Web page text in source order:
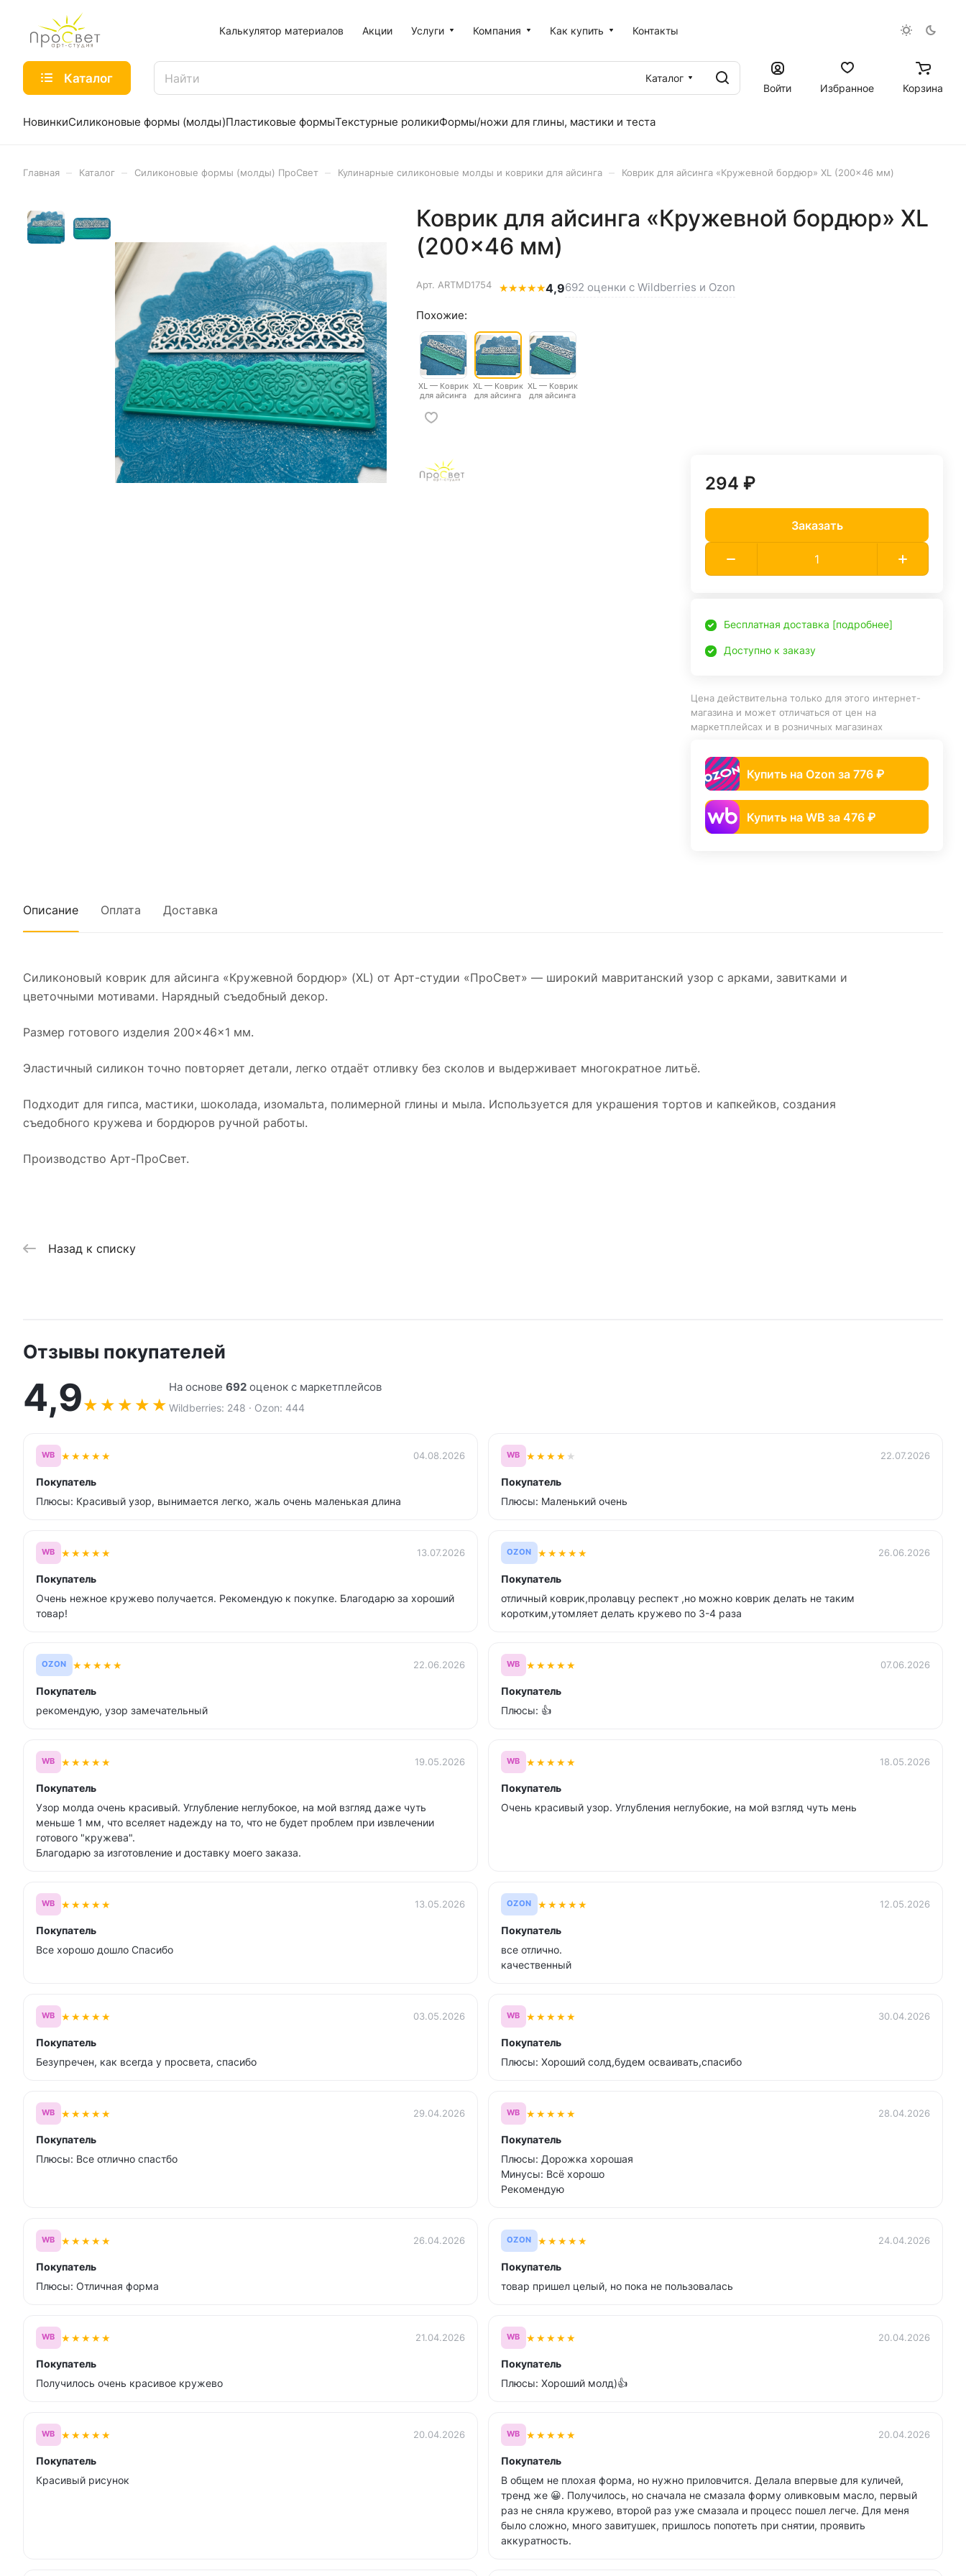
Калькулятор материалов Акции Услуги Компания Как купить Контакты
Каталог
Каталог
Войти
Избранное Корзина
НовинкиСиликоновые формы (молды)Пластиковые формыТекстурные роликиФормы/ножи для глины, мастики и теста
Главная Каталог Силиконовые формы (молды) ПроСвет Кулинарные силиконовые молды и коврики для айсинга Коврик для айсинга «Кружевной бордюр» XL (200×46 мм)
Коврик для айсинга «Кружевной бордюр» XL
(200×46 мм)
Арт. ARTMD1754 ★★★★★4,9692 оценки с Wildberries и Ozon
Похожие:
XL — Коврик
для айсинга
бордюр"
XL — Коврик
для айсинга
XL — Коврик
для айсинга
294 ₽
Заказать
Бесплатная доставка [подробнее]
Доступно к заказу
Цена действительна только для этого интернет-
магазина и может отличаться от цен на
маркетплейсах и в розничных магазинах
Купить на Ozon за 776 ₽
Купить на WB за 476 ₽
Описание Оплата Доставка
Силиконовый коврик для айсинга «Кружевной бордюр» (XL) от Арт-студии «ПроСвет» — широкий мавританский узор с арками, завитками и
цветочными мотивами. Нарядный съедобный декор.
Размер готового изделия 200×46×1 мм.
Эластичный силикон точно повторяет детали, легко отдаёт отливку без сколов и выдерживает многократное литьё.
Подходит для гипса, мастики, шоколада, изомальта, полимерной глины и мыла. Используется для украшения тортов и капкейков, создания
съедобного кружева и бордюров ручной работы.
Производство Арт-ПроСвет.
Назад к списку
Отзывы покупателей
4,9★ ★ ★ ★ ★
На основе 692 оценок с маркетплейсов
Wildberries: 248 · Ozon: 444
WB ★★★★★ 04.08.2026
Покупатель
Плюсы: Красивый узор, вынимается легко, жаль очень маленькая длина
WB ★★★★ ★ 22.07.2026
Покупатель
Плюсы: Маленький очень
WB ★★★★★ 13.07.2026
Покупатель
Очень нежное кружево получается. Рекомендую к покупке. Благодарю за хороший
товар!
OZON ★★★★★ 26.06.2026
Покупатель
отличный коврик,пролавцу респект ,но можно коврик делать не таким
коротким,утомляет делать кружево по 3-4 раза
OZON ★★★★★ 22.06.2026
Покупатель
рекомендую, узор замечательный
WB ★★★★★ 07.06.2026
Покупатель
Плюсы: 👍
WB ★★★★★ 19.05.2026
Покупатель
Узор молда очень красивый. Углубление неглубокое, на мой взгляд даже чуть
меньше 1 мм, что вселяет надежду на то, что не будет проблем при извлечении
готового "кружева".
Благодарю за изготовление и доставку моего заказа.
WB ★★★★★ 18.05.2026
Покупатель
Очень красивый узор. Углубления неглубокие, на мой взгляд чуть мень
WB ★★★★★ 13.05.2026
Покупатель
Все хорошо дошло Спасибо
OZON ★★★★★ 12.05.2026
Покупатель
все отлично.
качественный
WB ★★★★★ 03.05.2026
Покупатель
Безупречен, как всегда у просвета, спасибо
WB ★★★★★ 30.04.2026
Покупатель
Плюсы: Хороший солд,будем осваивать,спасибо
WB ★★★★★ 29.04.2026
Покупатель
Плюсы: Все отлично спастбо
WB ★★★★★ 28.04.2026
Покупатель
Плюсы: Дорожка хорошая
Минусы: Всё хорошо
Рекомендую
WB ★★★★★ 26.04.2026
Покупатель
Плюсы: Отличная форма
OZON ★★★★★ 24.04.2026
Покупатель
товар пришел целый, но пока не пользовалась
WB ★★★★★ 21.04.2026
Покупатель
Получилось очень красивое кружево
WB ★★★★★ 20.04.2026
Покупатель
Плюсы: Хороший молд)👍
WB ★★★★★ 20.04.2026
Покупатель
Красивый рисунок
WB ★★★★★ 20.04.2026
Покупатель
В общем не плохая форма, но нужно приловчится. Делала впервые для куличей,
тренд же 😀. Получилось, но сначала не смазала форму оливковым масло, первый
раз не сняла кружево, второй раз уже смазала и процесс пошел легче. Для меня
было сложно, много завитушек, пришлось попотеть при снятии, проявить
аккуратность.